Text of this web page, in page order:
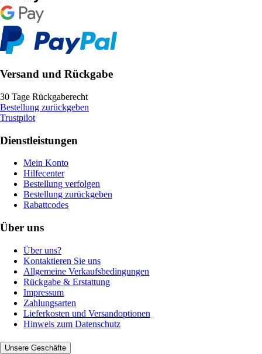
Versand und Rückgabe
30 Tage Rückgaberecht
Bestellung zurückgeben
Trustpilot
Dienstleistungen
Mein Konto
Hilfecenter
Bestellung verfolgen
Bestellung zurückgeben
Rabattcodes
Über uns
Über uns?
Kontaktieren Sie uns
Allgemeine Verkaufsbedingungen
Rückgabe & Erstattung
Impressum
Zahlungsarten
Lieferkosten und Versandoptionen
Hinweis zum Datenschutz
Unsere Geschäfte